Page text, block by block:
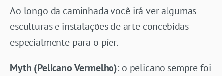
Ao longo da caminhada você irá ver algumas
esculturas e instalações de arte concebidas
especialmente para o píer.
Myth (Pelicano Vermelho): o pelicano sempre foi